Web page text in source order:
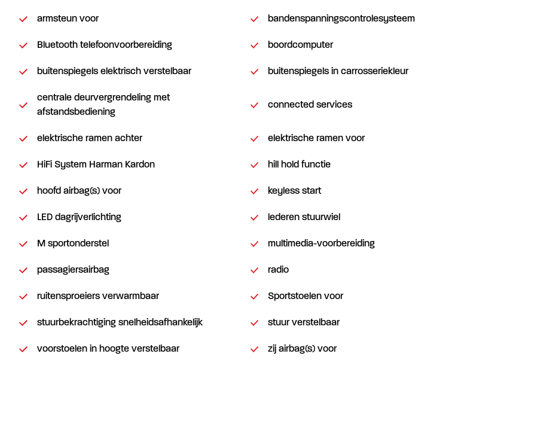
armsteun voor bandenspanningscontrolesysteem
Bluetooth telefoonvoorbereiding boordcomputer
buitenspiegels elektrisch verstelbaar buitenspiegels in carrosseriekleur
centrale deurvergrendeling met
afstandsbediening
connected services
elektrische ramen achter elektrische ramen voor
HiFi System Harman Kardon hill hold functie
hoofd airbag(s) voor keyless start
LED dagrijverlichting lederen stuurwiel
M sportonderstel multimedia-voorbereiding
passagiersairbag radio
ruitensproeiers verwarmbaar Sportstoelen voor
stuurbekrachtiging snelheidsafhankelijk stuur verstelbaar
voorstoelen in hoogte verstelbaar zij airbag(s) voor